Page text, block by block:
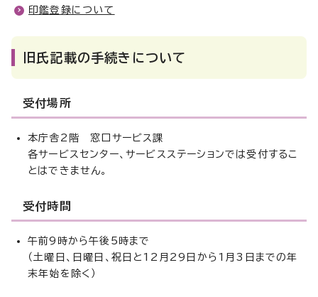
印鑑登録について
旧氏記載の手続きについて
受付場所
本庁舎2階 窓口サービス課
各サービスセンター、サービスステーションでは受付するこ
とはできません。
受付時間
午前9時から午後5時まで
（土曜日、日曜日、祝日と12月29日から1月3日までの年
末年始を除く）